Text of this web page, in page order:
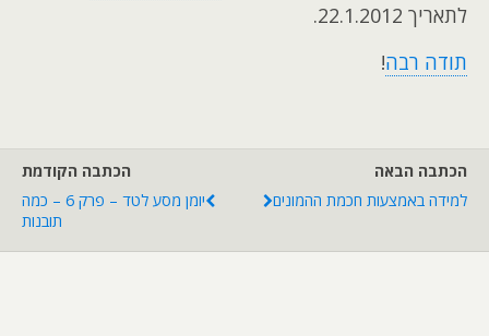
לתאריך 22.1.2012.
תודה רבה!
הכתבה הקודמת
יומן מסע לטד – פרק 6 – כמה
תובנות
הכתבה הבאה
למידה באמצעות חכמת ההמונים